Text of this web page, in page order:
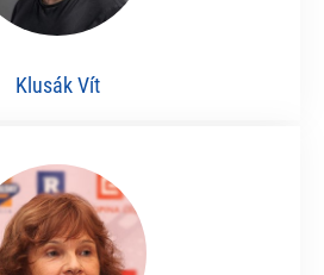
Klusák Vít